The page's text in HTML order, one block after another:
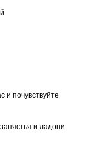
почувствуйте
и ладони